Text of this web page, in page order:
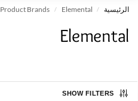
الرئيسية /
Product Brands / Elemental
Elemental
SHOW FILTERS